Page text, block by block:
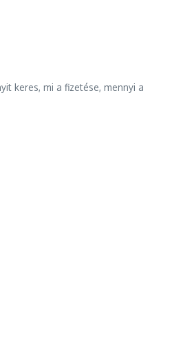
keres, mi a fizetése, mennyi a